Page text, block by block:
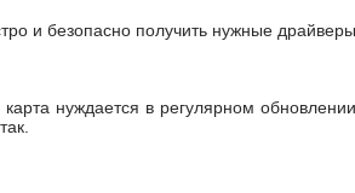
и безопасно получить нужные драйверы.
нуждается в регулярном